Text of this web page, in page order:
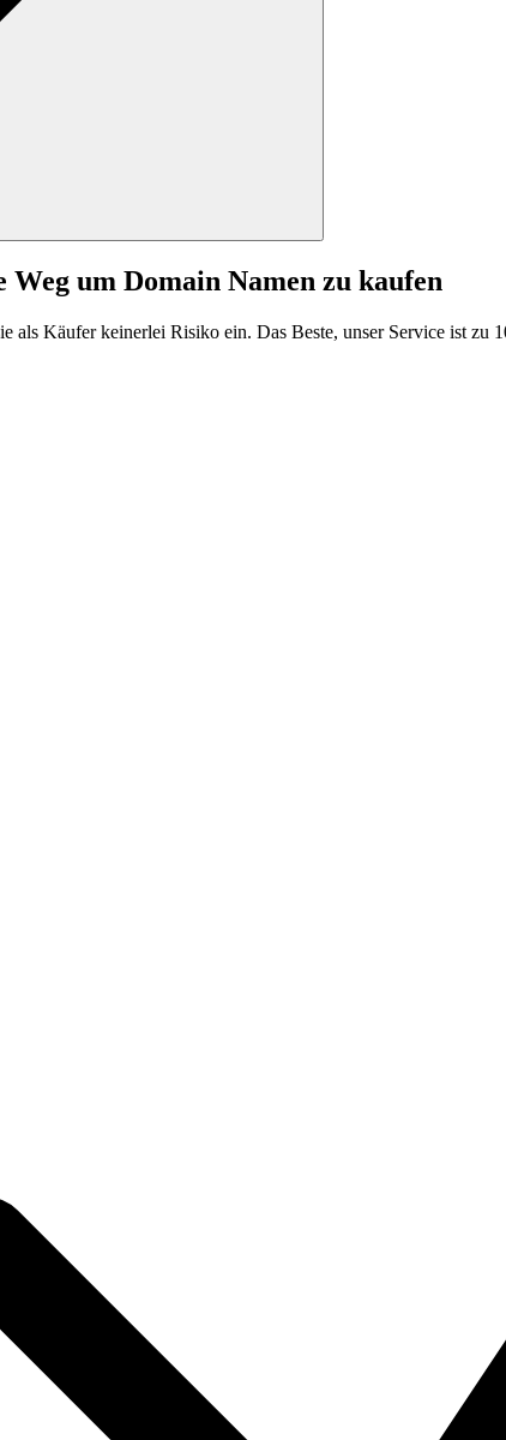
um Domain Namen zu kaufen
als Käufer keinerlei Risiko ein. Das Beste, unser Service ist zu